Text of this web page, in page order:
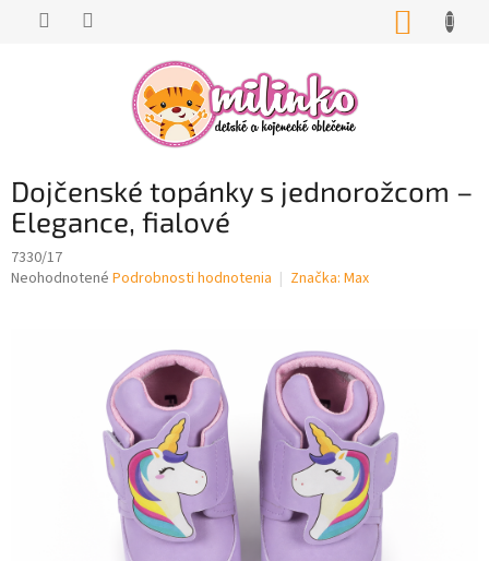
Dojčenské topánky s jednorožcom –
Elegance, fialové
7330/17
Priemerné
Neohodnotené Podrobnosti hodnotenia Značka: Max